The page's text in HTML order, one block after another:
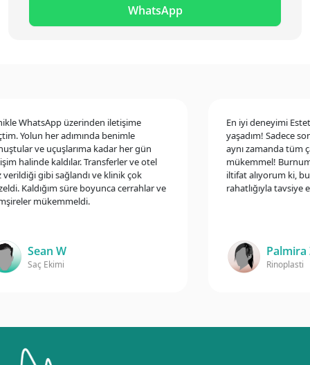
WhatsApp
WhatsApp üzerinden iletişime
Yolun her adımında benimle
ve uçuşlarıma kadar her gün
kaldılar. Transferler ve otel
gibi sağlandı ve klinik çok
Kaldığım süre boyunca cerrahlar ve
mükemmeldi.
Sean W
Saç Ekimi
En iyi deneyimi Estetik
yaşadım! Sadece
aynı zamanda tüm
mükemmel! Burnumla
iltifat alıyorum ki, bu
rahatlığıyla tavsiye
Palmira Z
Rinoplasti